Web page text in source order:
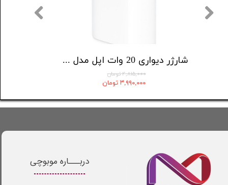
شارژر دیواری 20 وات اپل مدل 20W USB-C
۴,۸۱۵,۰۰۰ تومان
۳,۹۹۰,۰۰۰ تومان
دربـــاره موبوچی